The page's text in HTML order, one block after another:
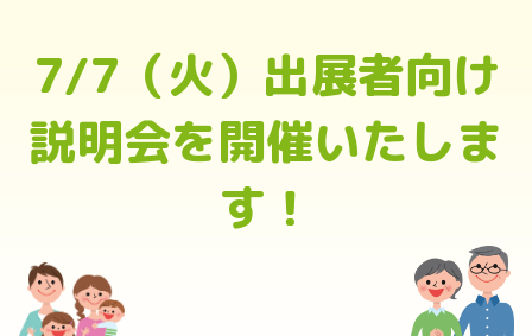
7/7（火）出展者向け
説明会を開催いたしま
す！